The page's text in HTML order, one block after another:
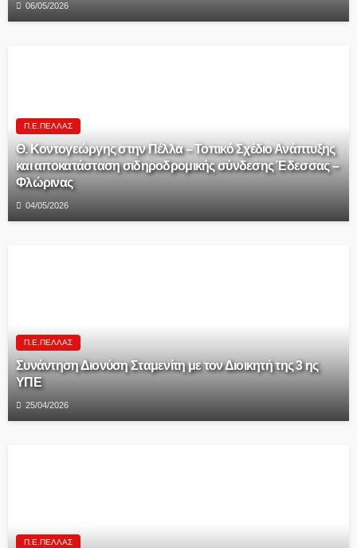
06/05/2026
Π.Ε.ΠΈΛΛΑΣ
Θ. Κοντογεώργης στην Πέλλα – Τοπικό Σχέδιο Ανάπτυξης
και αποκατάσταση σιδηροδρομικής σύνδεσης Έδεσσας –
Φλώρινας
04/05/2026
Π.Ε.ΠΈΛΛΑΣ
Συνάντηση Διονύση Σταμενίτη με τον Διοικητή της 3 ης
ΥΠΕ
25/04/2026
Π.Ε.ΠΈΛΛΑΣ